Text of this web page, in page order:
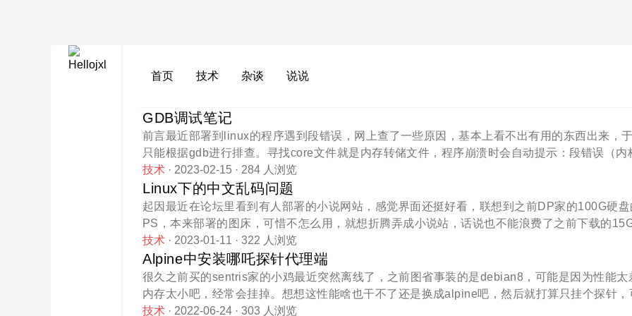
首页 技术 杂谈 说说
GDB调试笔记
前言最近部署到linux的程序遇到段错误，网上查了一些原因，基本上看不出有用的东西出来，
只能根据gdb进行排查。寻找core文件就是内存转储文件，程序崩溃时会自动提示：段错误（内
转储），gdb调试的时候必须依赖转储文件才能调试。要进行调试还需要知道两个问题：core文
哪以及为什么没有生成文件位置要查看文件在哪，可以直接执行 cat /proc/sys/kernel/
据输出内容进行判断，如果为core则代表在执行文件同目录生成，如果为/usr/lib/systemd/
oredump %P %u %g %s %t %e 则代表着被coredumpctl接管了，下面说一下如何从
取core文件，其实很简单#查看所有的内存转储文件 coredumpctl list #默认会显示出所有的内存转储
文件，我们大部分关心的应该是最后一项，拿到pid后 coredumpctl -o core dump pid执行完之后就
会在当前目录中生成core文件了，文件名可以自定义。文件没有生成默认系统是关闭core文件
的，可以通
技术 · 2023-02-15 · 284 人浏览
Linux下的中文乱码问题
起因最近在论坛里看到有人部署的小说网站，感觉界面还挺好看，联想到之前DP家的100G硬
PS，本来部署的图床，可惜不怎么用，就想折腾弄成小说站，话说也不能浪费了之前下载的
小说是吧。乱码问题本身用的是Java写的，就一个jar包很简单，直接放到VPS上启动，但是访
时候总是提示：malformed input or input contains unmappable characters，后面跟着一个路
一眼看上去路径最后的图片名都是????.jpg，很明显是编码问题,怎么解决呢？因为大部分的
的都是debian的系统，于是查了一下，说是要配置中文，于是通过dpkg-reconfigure locales命
新配置，并且默认选用zh_CN.UTF-8，但是依然不起作用，看了一下bashrc的配置，发现原来
技术 · 2023-01-11 · 322 人浏览
Alpine中安装哪吒探针代理端
很久之前买的sentris家的小鸡最近突然离线了，之前图省事装的是debian8，可能是因为性能太
内存太小吧，经常会挂掉。想想这性能啥也干不了还是换成alpine吧，然后就打算只挂个探针，
哪吒官方的安装脚本里面暂时还没有alpine，只能自己捣鼓了。安装虽然官方没有提供一键安装
技术 · 2022-06-24 · 303 人浏览